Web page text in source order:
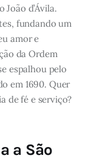
d’Ávila.
fundando um
amor e
da Ordem
espalhou pelo
em 1690. Quer
de fé e serviço?
a São